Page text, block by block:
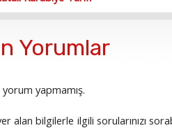
Yorumlar
yapmamış.
alan bilgilerle ilgili sorularınızı